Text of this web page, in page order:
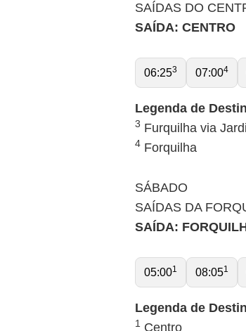
SAÍDAS DO
SAÍDA: CENTRO
06:253 07:004
Legenda de
3 Furquilha via
4 Forquilha
SÁBADO
SAÍDAS DA
SAÍDA:
05:001 08:051
Legenda de
1 Centro